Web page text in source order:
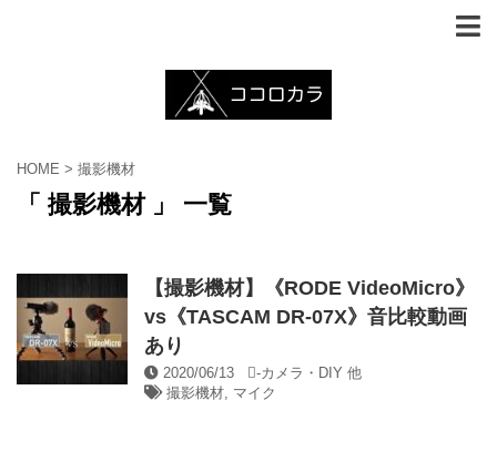
HOME > 撮影機材
「 撮影機材 」 一覧
【撮影機材】《RODE VideoMicro》
vs《TASCAM DR-07X》音比較動画
あり
2020/06/13 -カメラ・DIY 他
撮影機材, マイク